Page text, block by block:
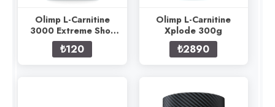
Olimp L-Carnitine
3000 Extreme Shot
25ml
₺120
Olimp L-Carnitine
Xplode 300g
₺2890